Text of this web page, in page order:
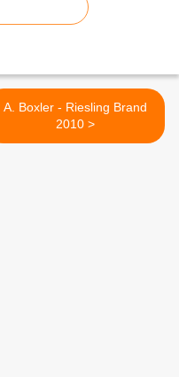
A. Boxler - Riesling Brand
2010 >